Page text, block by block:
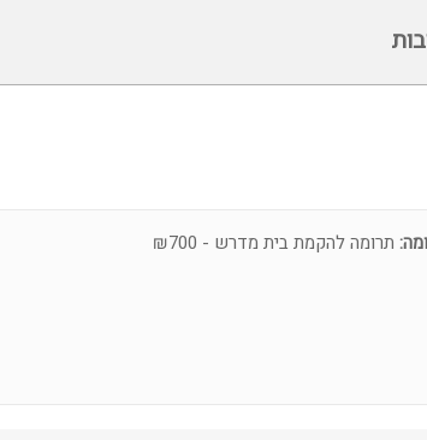
תרומה להקמת בית מדרש - ₪700